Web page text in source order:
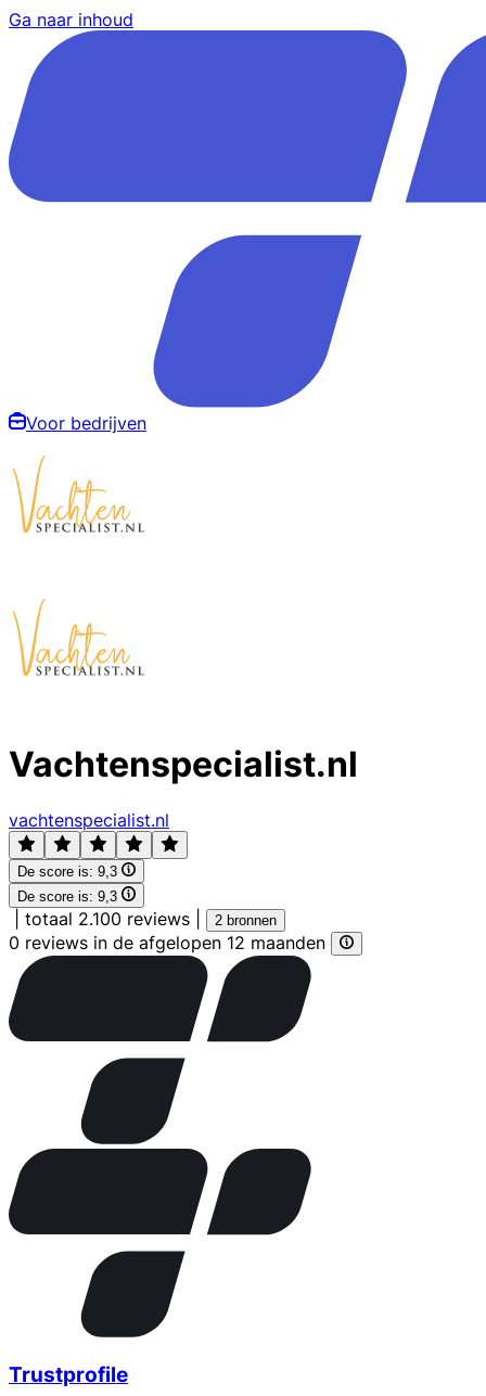
Ga naar inhoud
Voor bedrijven
Vachtenspecialist.nl
vachtenspecialist.nl
De score is: 9,3
De score is: 9,3
totaal 2.100 reviews 2 bronnen
0 reviews in de afgelopen 12 maanden
Trustprofile